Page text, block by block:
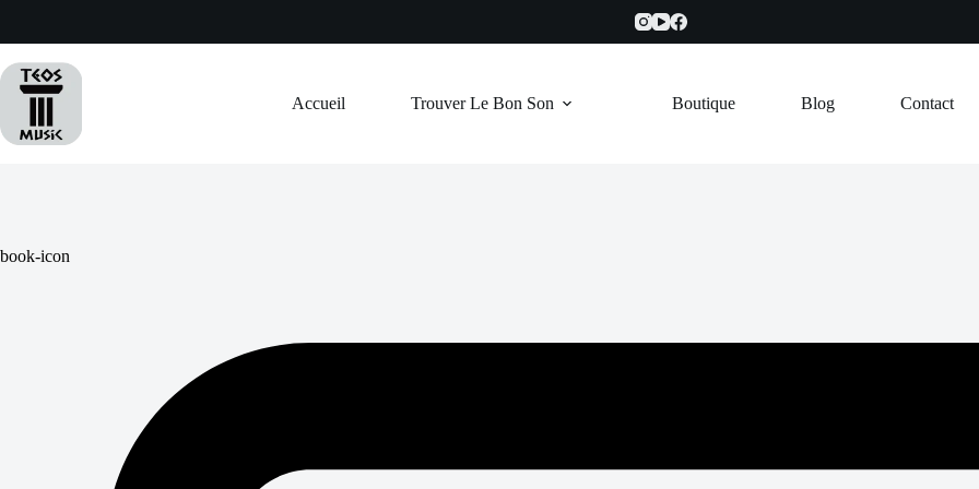
contenu
Accueil Trouver Le Bon Son Boutique Blog Contact
book-icon